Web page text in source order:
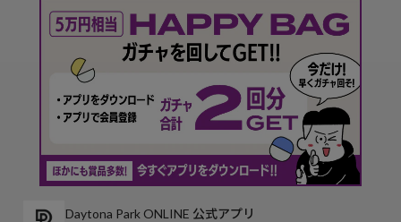
Daytona Park ONLINE 公式アプリ